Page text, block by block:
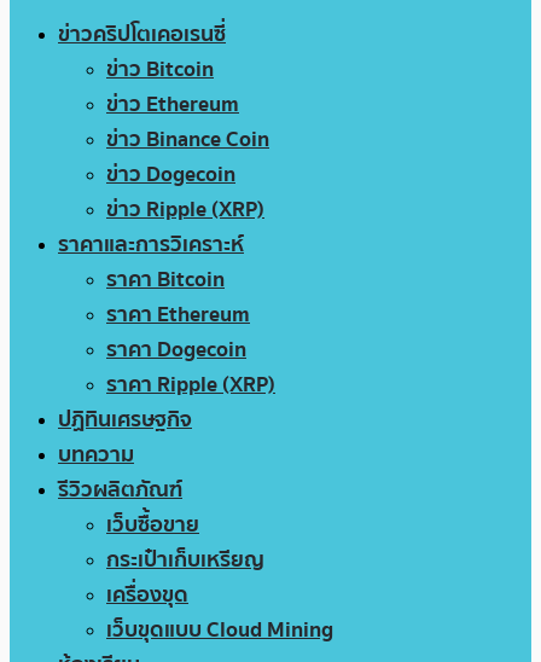
ข่าวคริปโตเคอเรนซี่
ข่าว Bitcoin
ข่าว Ethereum
ข่าว Binance Coin
ข่าว Dogecoin
ข่าว Ripple (XRP)
ราคาและการวิเคราะห์
ราคา Bitcoin
ราคา Ethereum
ราคา Dogecoin
ราคา Ripple (XRP)
ปฏิทินเศรษฐกิจ
บทความ
รีวิวผลิตภัณฑ์
เว็บซื้อขาย
กระเป๋าเก็บเหรียญ
เครื่องขุด
เว็บขุดแบบ Cloud Mining